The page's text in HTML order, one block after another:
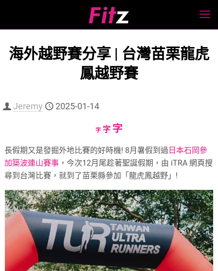
海外越野賽分享 | 台灣苗栗龍虎
鳳越野賽
Jeremy 2025-01-14
字Decrease
size.
字Reset
size.
字Increase
size.
長假期又是發掘外地比賽的好時機! 8月暑假到過 日本石岡參
加築波連山賽事 ，今次12月尾趁著聖誕假期，由 iTRA 網頁搜
尋到台灣比賽，就到了苗栗縣參加「龍虎鳳越野」!